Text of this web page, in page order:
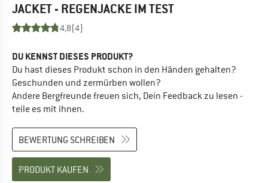
JACKET - REGENJACKEIM TEST
4,8(4)
DU KENNST DIESES PRODUKT?
Du hast dieses Produkt schon in den Händen gehalten?
Geschunden und zermürben wollen?
Andere Bergfreunde freuen sich, Dein Feedback zu lesen -
teile es mit ihnen.
BEWERTUNG SCHREIBEN
PRODUKT KAUFEN